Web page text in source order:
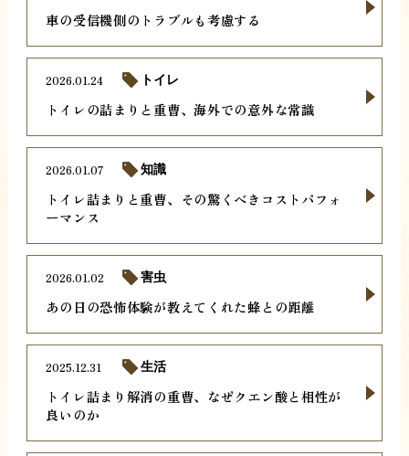
車の受信機側のトラブルも考慮する
トイレの詰まりと重曹、海外での意外な常識
2026.01.24 トイレ
トイレ詰まりと重曹、その驚くべきコストパフォ
ーマンス
2026.01.07 知識
あの日の恐怖体験が教えてくれた蜂との距離
2026.01.02 害虫
トイレ詰まり解消の重曹、なぜクエン酸と相性が
良いのか
2025.12.31 生活